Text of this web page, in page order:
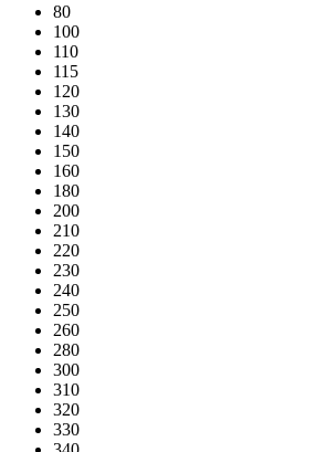
80
100
110
115
120
130
140
150
160
180
200
210
220
230
240
250
260
280
300
310
320
330